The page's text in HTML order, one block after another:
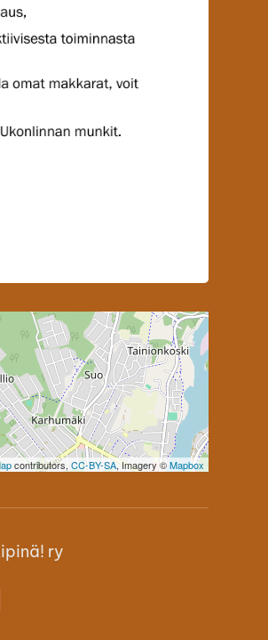
contributors, CC-BY-SA, Imagery ©Mapbox
ry